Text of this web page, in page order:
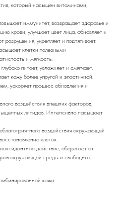
который насыщен витаминами,
иммунитет, возвращает здоровье и
крови, улучшает цвет лица, обновляет и
укрепляет и подтягивает.
клетки полезными
и мягкость.
глубоко питает, увлажняет и смягчает,
кожу более упругой и эластичной.
ускоряет процесс обновления и
воздействия внешних факторов,
липидов. Интенсивно насыщает
воздействия окружающей
клеток.
действие, оберегает от
окружающей среды и свободных
кожи.